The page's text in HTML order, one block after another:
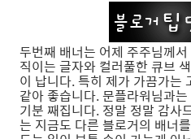
두번째 배너는 어제 주주님께
직이는 글자와 컬러풀한 큐브
이 납니다. 특히 제가 가끔가는
같아 좋습니다. 문플라워님과
기분 째집니다. 정말 정말 감사
는 지금도 다른 블로거의 배너